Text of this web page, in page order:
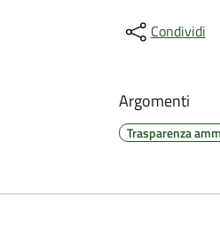
Condividi
Argomenti
Trasparenza